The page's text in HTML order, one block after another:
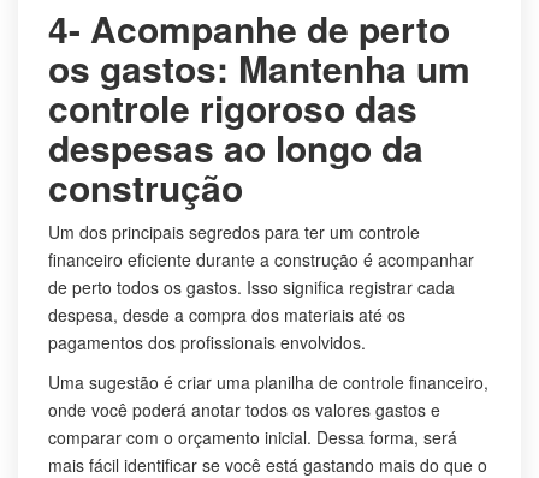
4- Acompanhe de perto
os gastos: Mantenha um
controle rigoroso das
despesas ao longo da
construção
Um dos principais segredos para ter um controle
financeiro eficiente durante a construção é acompanhar
de perto todos os gastos. Isso significa registrar cada
despesa, desde a compra dos materiais até os
pagamentos dos profissionais envolvidos.
Uma sugestão é criar uma planilha de controle financeiro,
onde você poderá anotar todos os valores gastos e
comparar com o orçamento inicial. Dessa forma, será
mais fácil identificar se você está gastando mais do que o